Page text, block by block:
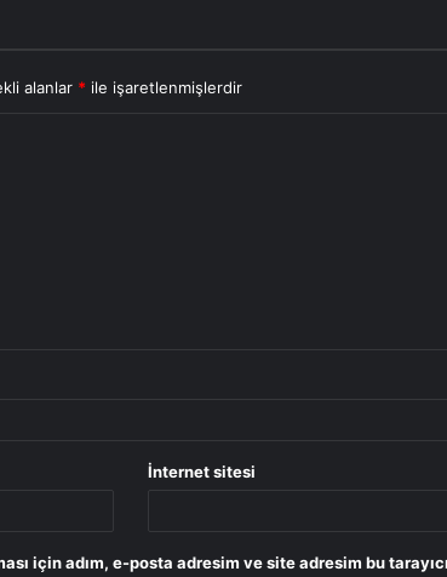
alanlar * ile işaretlenmişlerdir
İnternet sitesi
için adım, e-posta adresim ve site adresim bu